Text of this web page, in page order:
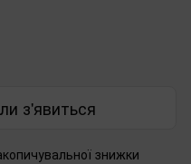
з'явиться
знижки